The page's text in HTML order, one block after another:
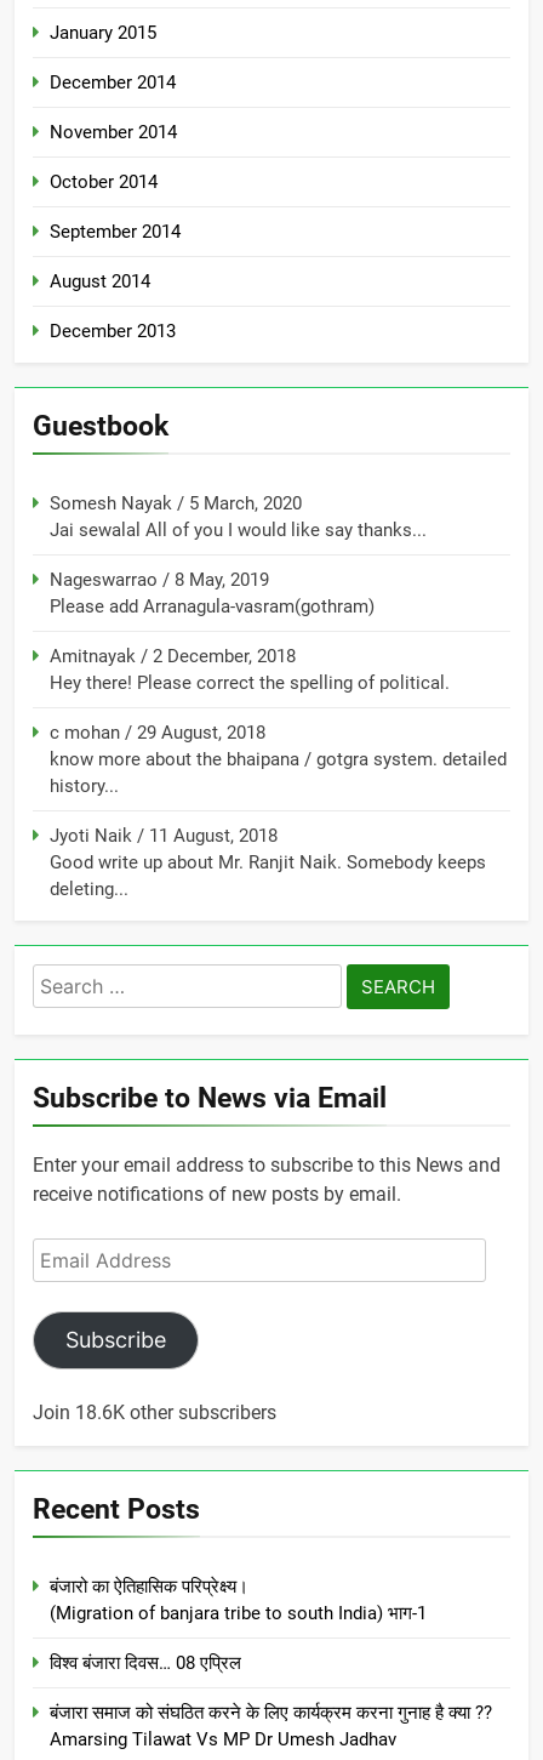
January 2015
December 2014
November 2014
October 2014
September 2014
August 2014
December 2013
Guestbook
Somesh Nayak / 5 March, 2020
Jai sewalal All of you I would like say thanks...
Nageswarrao / 8 May, 2019
Please add Arranagula-vasram(gothram)
Amitnayak / 2 December, 2018
Hey there! Please correct the spelling of political.
c mohan / 29 August, 2018
know more about the bhaipana / gotgra system. detailed
history...
Jyoti Naik / 11 August, 2018
Good write up about Mr. Ranjit Naik. Somebody keeps
deleting...
Search
for:
Subscribe to News via Email
Enter your email address to subscribe to this News and
receive notifications of new posts by email.
Email
Address
Subscribe
Join 18.6K other subscribers
Recent Posts
बंजारो का ऐतिहासिक परिप्रेक्ष्य।
(Migration of banjara tribe to south India) भाग-1
विश्व बंजारा दिवस… 08 एप्रिल
बंजारा समाज को संघठित करने के लिए कार्यक्रम करना गुनाह है क्या ??
Amarsing Tilawat Vs MP Dr Umesh Jadhav